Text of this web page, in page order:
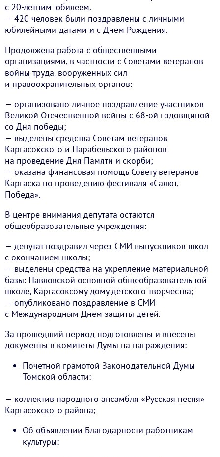
с 20-летним юбилеем.
— 420 человек были поздравлены с личными
юбилейными датами и с Днем Рождения.
Продолжена работа с общественными
организациями, в частности с Советами ветеранов
войны труда, вооруженных сил
и правоохранительных органов:
— организовано личное поздравление участников
Великой Отечественной войны с 68-ой годовщиной
со Дня победы;
— выделены средства Советам ветеранов
Каргасокского и Парабельского районов
на проведение Дня Памяти и скорби;
— оказана финансовая помощь Совету ветеранов
Каргаска по проведению фестиваля «Салют,
Победа».
В центре внимания депутата остаются
общеобразовательные учреждения:
— депутат поздравил через СМИ выпускников школ
с окончанием школы;
— выделены средства на укрепление материальной
базы: Павловской основной общеобразовательной
школе, Каргасоксому дому детского творчества;
— опубликовано поздравление в СМИ
с Международным Днем защиты детей.
За прошедший период подготовлены и внесены
документы в комитеты Думы на награждения:
Почетной грамотой Законодательной Думы
Томской области:
— коллектив народного ансамбля «Русская песня»
Каргасокского района;
Об объявлении Благодарности работникам
культуры: